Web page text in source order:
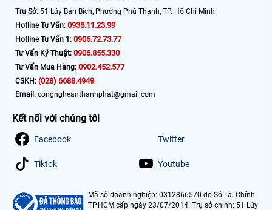
Trụ Sở: 51 Lũy Bán Bích, Phường Phú Thạnh, TP. Hồ Chí Minh
Hotline Tư Vấn: 0938.11.23.99
Hotline Tư Vấn 1: 0906.72.73.77
Tư Vấn Kỹ Thuật: 0906.855.330
Tư Vấn Mua Hàng: 0902.452.577
CSKH: (028) 6688.4949
Email: congngheanthanhphat@gmail.com
Kết nối với chúng tôi
Facebook Twitter
Tiktok Youtube
Mã số doanh nghiệp: 0312866570 do Sở Tài Chính
TP.HCM cấp ngày 23/07/2014. Trụ sở chính: 51 Lũy